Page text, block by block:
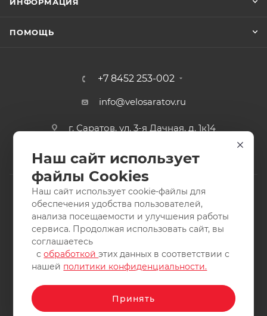
ИНФОРМАЦИЯ
ПОМОЩЬ
+7 8452 253-002
info@velosaratov.ru
г. Саратов, ул. 3-я Дачная, д. 1к14
2011-2026 © интернет-магазин спортивных товаров
ВелоСаратов. Не является публичной офертой. Все права
защищены. Заимствование материалов и фотографий
запрещено.
Наш сайт использует
файлы Cookies
Наш сайт использует cookie-файлы для
обеспечения удобства пользователей,
анализа посещаемости и улучшения работы
сервиса. Продолжая использовать сайт, вы
соглашаетесь
собработкойэтих данных в соответствии с
нашей политики конфиденциальности.
Принять